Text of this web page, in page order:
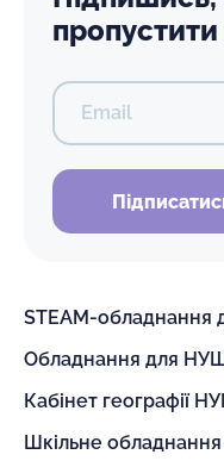
Email
STEAM-обладнання
Обладнання для
Кабінет географії
Шкільне